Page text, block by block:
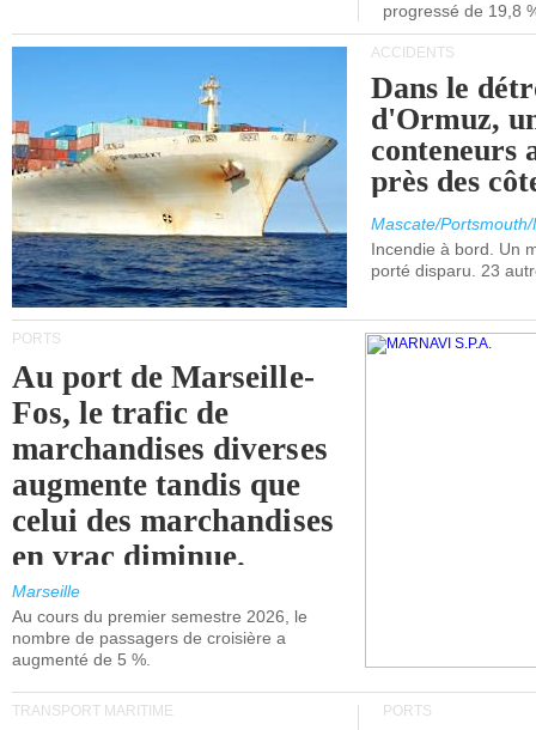
progressé de 19,8
ACCIDENTS
Dans le
d'Ormuz,
conteneurs
près des
Mascate/
Incendie à bord. Un
porté disparu. 23
PORTS
Au port de Marseille-
Fos, le trafic de
marchandises diverses
augmente tandis que
celui des marchandises
en vrac diminue.
Marseille
Au cours du premier semestre 2026, le
nombre de passagers de croisière a
augmenté de 5 %.
TRANSPORT MARITIME PORTS